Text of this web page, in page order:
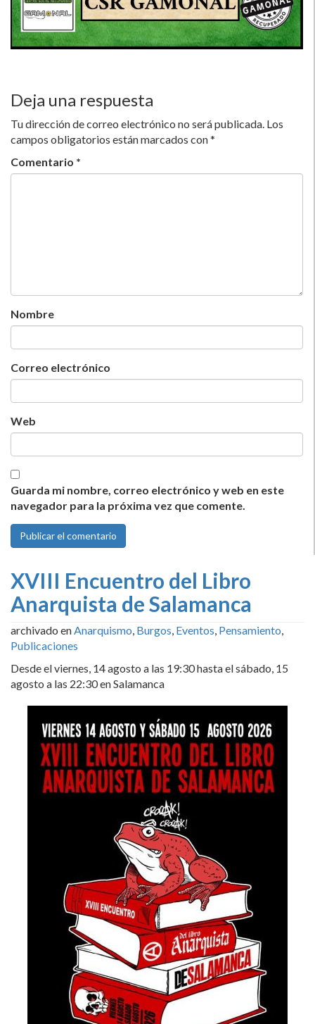
Deja una respuesta
Tu dirección de correo electrónico no será publicada. Los
campos obligatorios están marcados con*
Comentario *
Nombre
Correo electrónico
Web
Guarda mi nombre, correo electrónico y web en este
navegador para la próxima vez que comente.
XVIII Encuentro del Libro
Anarquista de Salamanca
archivado enAnarquismo, Burgos, Eventos, Pensamiento,
Publicaciones
Desde el viernes, 14 agosto a las 19:30 hasta el sábado, 15
agosto a las 22:30 en Salamanca